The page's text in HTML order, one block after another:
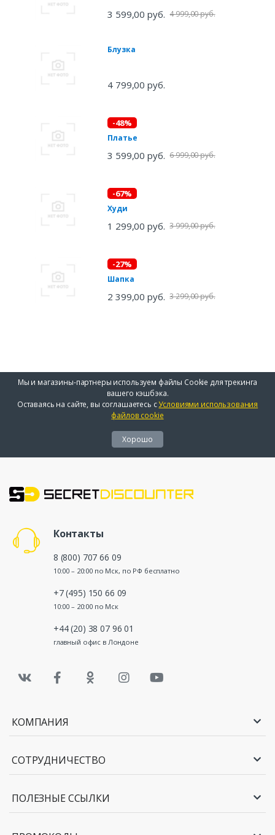
3 599,00 руб. 4 999,00 руб.
Блузка
4 799,00 руб.
-48%
Платье
3 599,00 руб. 6 999,00 руб.
-67%
Худи
1 299,00 руб. 3 999,00 руб.
-27%
Шапка
2 399,00 руб. 3 299,00 руб.
Мы и магазины-партнеры используем файлы Cookie для трекинга
вашего кэшбэка.
Оставаясь на сайте, вы соглашаетесь сУсловиями использования
файлов cookie
Хорошо
Контакты
8 (800) 707 66 09
10:00 – 20:00 по Мск, по РФ бесплатно
+7 (495) 150 66 09
10:00 – 20:00 по Мск
+44 (20) 38 07 96 01
главный офис в Лондоне
КОМПАНИЯ
СОТРУДНИЧЕСТВО
ПОЛЕЗНЫЕ ССЫЛКИ